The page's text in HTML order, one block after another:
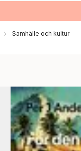
Samhälle och kultur